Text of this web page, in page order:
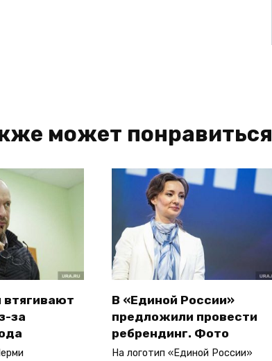
может понравиться
за
В «Единой России»
предложили провести
ребрендинг. Фото
На логотип «Единой России»